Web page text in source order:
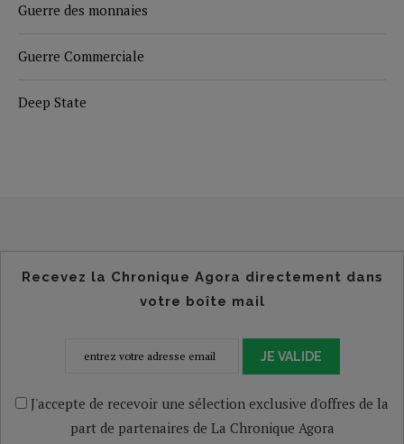
Guerre des monnaies
Guerre Commerciale
Deep State
Recevez la Chronique Agora directement dans
votre boîte mail
JE VALIDE
J'accepte de recevoir une sélection exclusive d'offres de la
part de partenaires de La Chronique Agora